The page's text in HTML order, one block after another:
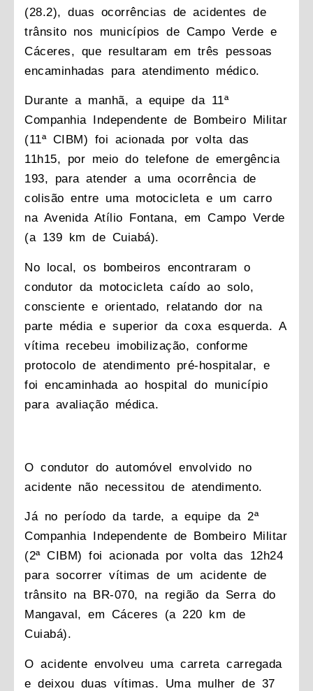
(28.2), duas ocorrências de acidentes de
trânsito nos municípios de Campo Verde e
Cáceres, que resultaram em três pessoas
encaminhadas para atendimento médico.
Durante a manhã, a equipe da 11ª
Companhia Independente de Bombeiro Militar
(11ª CIBM) foi acionada por volta das
11h15, por meio do telefone de emergência
193, para atender a uma ocorrência de
colisão entre uma motocicleta e um carro
na Avenida Atílio Fontana, em Campo Verde
(a 139 km de Cuiabá).
No local, os bombeiros encontraram o
condutor da motocicleta caído ao solo,
consciente e orientado, relatando dor na
parte média e superior da coxa esquerda. A
vítima recebeu imobilização, conforme
protocolo de atendimento pré-hospitalar, e
foi encaminhada ao hospital do município
para avaliação médica.
O condutor do automóvel envolvido no
acidente não necessitou de atendimento.
Já no período da tarde, a equipe da 2ª
Companhia Independente de Bombeiro Militar
(2ª CIBM) foi acionada por volta das 12h24
para socorrer vítimas de um acidente de
trânsito na BR-070, na região da Serra do
Mangaval, em Cáceres (a 220 km de
Cuiabá).
O acidente envolveu uma carreta carregada
e deixou duas vítimas. Uma mulher de 37